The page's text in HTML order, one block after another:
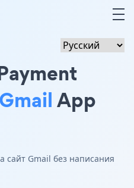
GmailApp
сайт Gmail без написания